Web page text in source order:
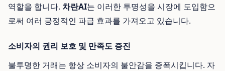
역할을 합니다. 차란AI는 이러한 투명성을 시장에 도입함으
로써 여러 긍정적인 파급 효과를 가져오고 있습니다.
소비자의 권리 보호 및 만족도 증진
불투명한 거래는 항상 소비자의 불안감을 증폭시킵니다. 자